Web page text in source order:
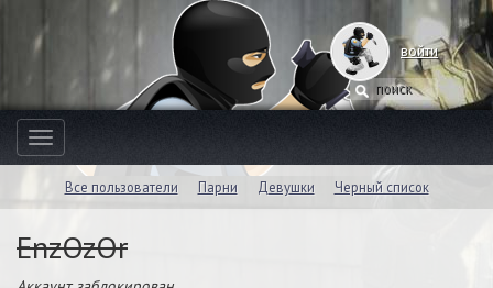
войти
Toggle
navigation
Все пользователи Парни Девушки Черный список
EnzOzOr